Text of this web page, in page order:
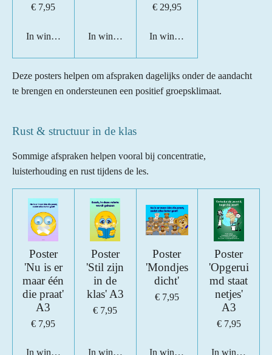
€ 7,95
In winkelwagen In winkelwagen
€ 29,95
In winkelwagen
Deze posters helpen om afspraken dagelijks onder de aandacht
te brengen en ondersteunen een positief groepsklimaat.
Rust & structuur in de klas
Sommige afspraken helpen vooral bij concentratie,
luisterhouding en rust tijdens de les.
Poster
'Nu is er
maar één
die praat'
A3
€ 7,95
In winkelwagen
Poster
'Stil zijn
in de
klas' A3
€ 7,95
In winkelwagen
Poster
'Mondjes
dicht'
€ 7,95
In winkelwagen
Poster
'Opgerui
md staat
netjes'
A3
€ 7,95
In